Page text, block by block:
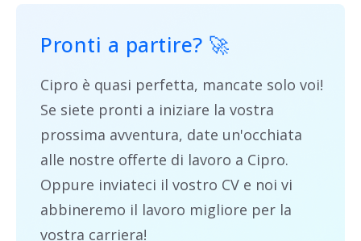
Pronti a partire? 🚀
Cipro è quasi perfetta, mancate solo voi!
Se siete pronti a iniziare la vostra
prossima avventura, date un'occhiata
alle nostre offerte di lavoro a Cipro.
Oppure inviateci il vostro CV e noi vi
abbineremo il lavoro migliore per la
vostra carriera!